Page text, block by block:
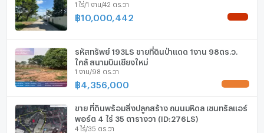
📞 สนใจสอบถามหรือนัดชมที่ดิน
☎️ 095-949-2469
เครื่องทำน้ำร้อน/น้ำอุ่น
ประตูห้องระบบ digital lock
อ่างอาบน้ำ
TV
เตาปรุงอาหาร
ตู้เย็น
1 ไร่/1 งาน/42 ตร.วา
฿10,000,442
รหัสทรัพย์ 193LS ขายที่ดินป่าแดด 1งาน 98ตร.ว.
ใกล้ สนามบินเชียงใหม่
1 งาน/98 ตร.วา
฿ 4,356,000
ขาย ที่ดินพร้อมสิ่งปลูกสร้าง ถนนมหิดล เซนทรัลแอร์
พอร์ต 4 ไร่ 35 ตารางวา (ID:276LS)
4 ไร่/35 ตร.วา